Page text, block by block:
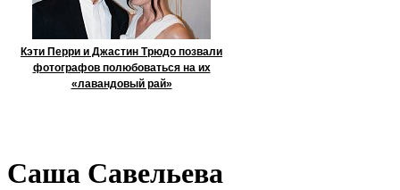
Кэти Перри и Джастин Трюдо позвали
фотографов полюбоваться на их
«лавандовый рай»
Саша Савельева